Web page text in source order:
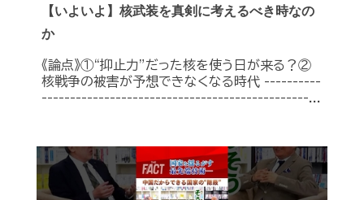
【いよいよ】核武装を真剣に考えるべき時なの
か
《論点》①“抑止力”だった核を使う日が来る？②
核戦争の被害が予想できなくなる時代 ----------
-----------------------------------------------...